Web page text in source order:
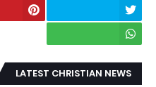
LATEST CHRISTIAN NEWS